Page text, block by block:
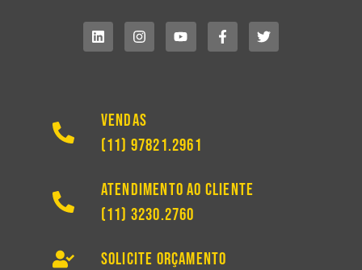
Vendas
(11) 97821.2961
Atendimento ao Cliente
(11) 3230.2760
Solicite Orçamento